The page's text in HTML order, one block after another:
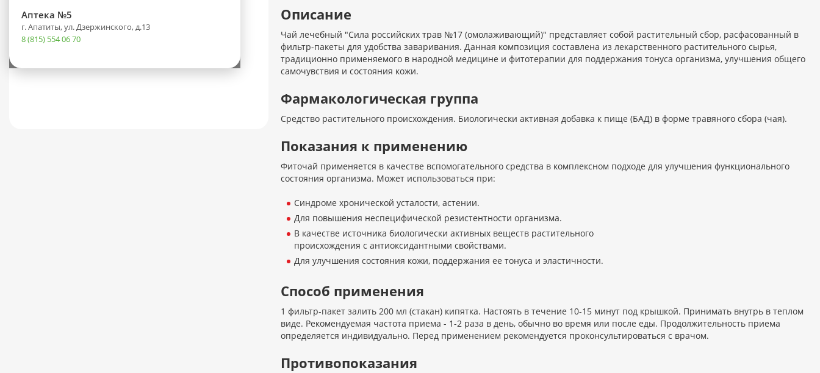
Аптека №5
г. Апатиты, ул. Дзержинского, д.13
8 (815) 554 06 70
Описание
Чай лечебный "Сила российских трав №17 (омолаживающий)" представляет собой растительный сбор, расфасованный в
фильтр-пакеты для удобства заваривания. Данная композиция составлена из лекарственного растительного сырья,
традиционно применяемого в народной медицине и фитотерапии для поддержания тонуса организма, улучшения общего
самочувствия и состояния кожи.
Фармакологическая группа
Средство растительного происхождения. Биологически активная добавка к пище (БАД) в форме травяного сбора (чая).
Показания к применению
Фиточай применяется в качестве вспомогательного средства в комплексном подходе для улучшения функционального
состояния организма. Может использоваться при:
Синдроме хронической усталости, астении.
Для повышения неспецифической резистентности организма.
В качестве источника биологически активных веществ растительного
происхождения с антиоксидантными свойствами.
Для улучшения состояния кожи, поддержания ее тонуса и эластичности.
Способ применения
1 фильтр-пакет залить 200 мл (стакан) кипятка. Настоять в течение 10-15 минут под крышкой. Принимать внутрь в теплом
виде. Рекомендуемая частота приема - 1-2 раза в день, обычно во время или после еды. Продолжительность приема
определяется индивидуально. Перед применением рекомендуется проконсультироваться с врачом.
Противопоказания